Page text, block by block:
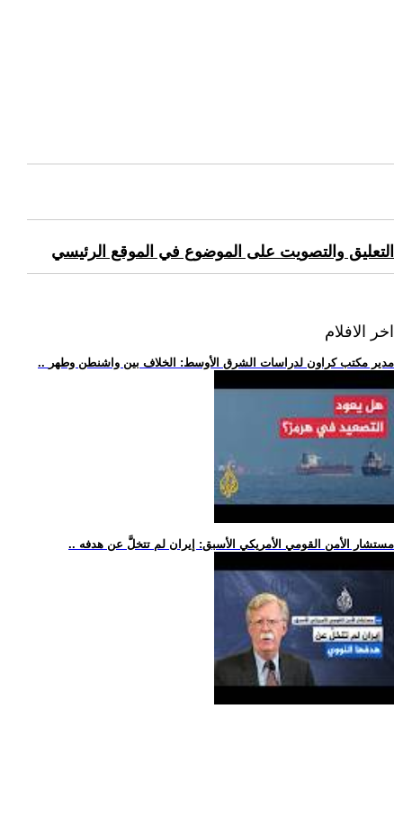
التعليق والتصويت على الموضوع في الموقع الرئيسي
اخر الافلام
.. مدير مكتب كراون لدراسات الشرق الأوسط: الخلاف بين واشنطن وطهر
.. مستشار الأمن القومي الأمريكي الأسبق: إيران لم تتخلَّ عن هدفه